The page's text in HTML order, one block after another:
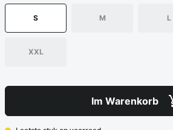
S M L
XXL
Im Warenkorb